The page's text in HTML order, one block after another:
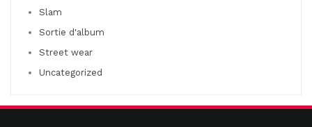
Slam
Sortie d'album
Street wear
Uncategorized